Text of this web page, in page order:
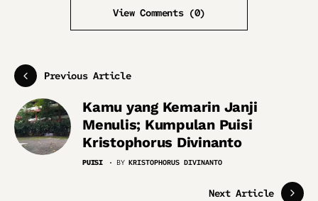
View Comments (0)
Previous Article
Kamu yang Kemarin Janji
Menulis; Kumpulan Puisi
Kristophorus Divinanto
PUISI BY KRISTOPHORUS DIVINANTO
Next Article